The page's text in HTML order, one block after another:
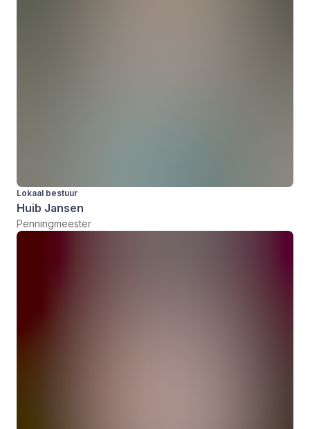
Lokaal bestuur
Huib Jansen
Penningmeester